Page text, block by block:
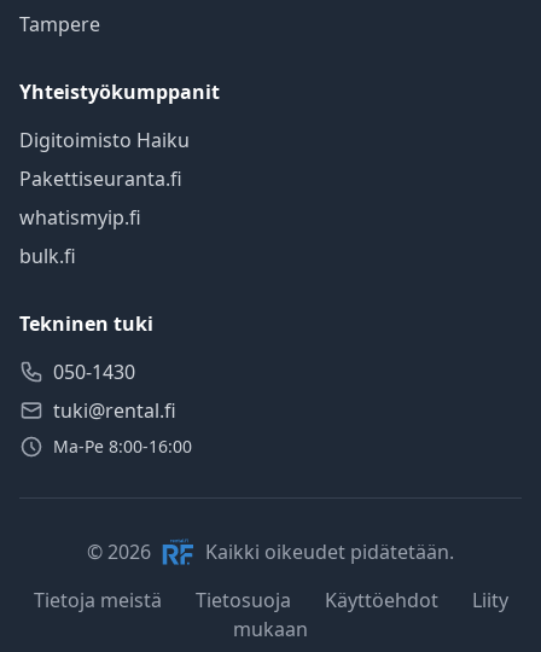
Tampere
Yhteistyökumppanit
Digitoimisto Haiku
Pakettiseuranta.fi
whatismyip.fi
bulk.fi
Tekninen tuki
050-1430
tuki@rental.fi
Ma-Pe 8:00-16:00
© 2026
Kaikki oikeudet pidätetään.
Tietoja meistä
Tietosuoja Käyttöehdot
Liity
mukaan